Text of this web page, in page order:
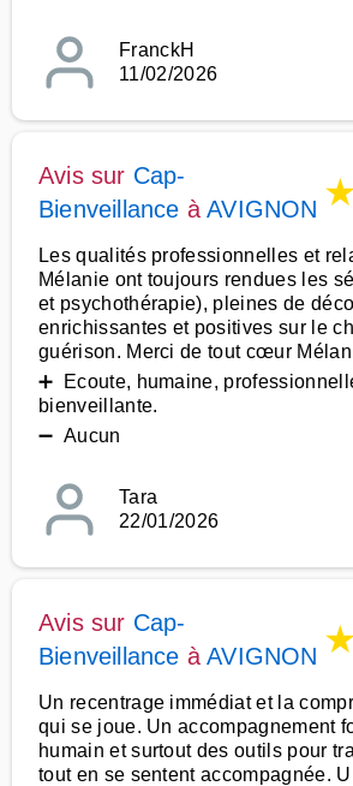
FranckH
11/02/2026
Avis sur Cap-
Bienveillance àAVIGNON
Les qualités professionnelles et
Mélanie ont toujours rendues les
et psychothérapie), pleines de
enrichissantes et positives sur le
guérison. Merci de tout cœur
➕ Ecoute, humaine,
bienveillante.
➖ Aucun
Tara
22/01/2026
Avis sur Cap-
Bienveillance àAVIGNON
Un recentrage immédiat et la
qui se joue. Un accompagnement
humain et surtout des outils pour
tout en se sentent accompagnée.